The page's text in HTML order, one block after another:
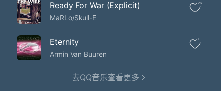
Ready For War (Explicit)
MaRLo/Skull-E
26
Eternity
Armin Van Buuren
1
去QQ音乐查看更多